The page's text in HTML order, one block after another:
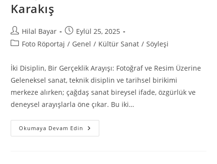
Karakış
Hilal Bayar
Eylül 25, 2025
Foto Röportaj / Genel / Kültür Sanat / Söyleşi
İki Disiplin, Bir Gerçeklik Arayışı: Fotoğraf ve Resim Üzerine
Geleneksel sanat, teknik disiplin ve tarihsel birikimi
merkeze alırken; çağdaş sanat bireysel ifade, özgürlük ve
deneysel arayışlarla öne çıkar. Bu iki…
Okumaya Devam Edin